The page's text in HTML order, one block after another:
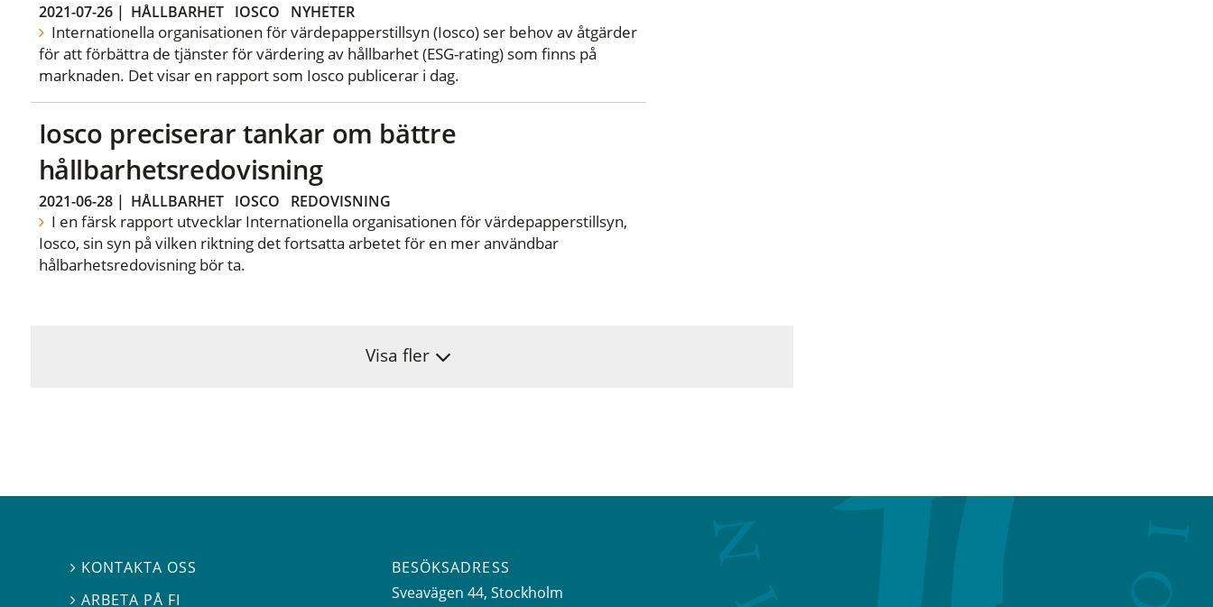
2021-07-26| HÅLLBARHET IOSCO NYHETER
Internationella organisationen för värdepapperstillsyn (Iosco) ser behov av åtgärder
för att förbättra de tjänster för värdering av hållbarhet (ESG-rating) som finns på
marknaden. Det visar en rapport som Iosco publicerar i dag.
Iosco preciserar tankar om bättre
hållbarhetsredovisning
2021-06-28| HÅLLBARHET IOSCO REDOVISNING
I en färsk rapport utvecklar Internationella organisationen för värdepapperstillsyn,
Iosco, sin syn på vilken riktning det fortsatta arbetet för en mer användbar
hålbarhetsredovisning bör ta.
Visa fler
 KONTAKTA OSS
 ARBETA PÅ FI
BESÖKSADRESS
Sveavägen 44, Stockholm